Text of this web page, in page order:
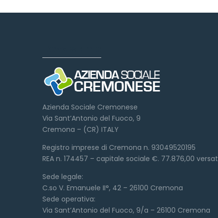
Azienda Sociale Cremonese
Via Sant’Antonio del Fuoco, 9
Cremona – (CR) ITALY
Registro imprese di Cremona n. 93049520195
REA n. 174457 – capitale sociale €. 77.876,00
Sede legale:
C.so V. Emanuele II°, 42 – 26100 Cremona
Sede operativa:
Via Sant’Antonio del Fuoco, 9/a – 26100 Cremona